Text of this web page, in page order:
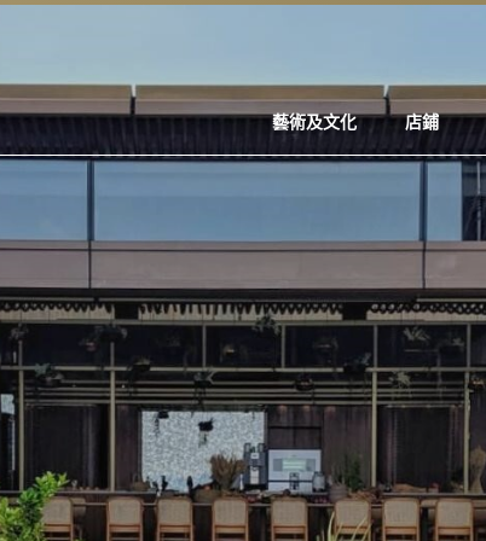
藝術及文化 店鋪